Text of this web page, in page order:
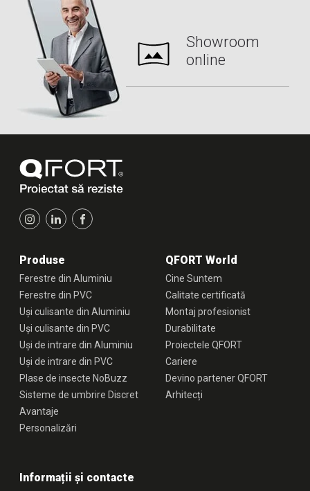
Showroom
online
Produse
Ferestre din Aluminiu
Ferestre din PVC
Uși culisante din Aluminiu
Uși culisante din PVC
Uși de intrare din Aluminiu
Uși de intrare din PVC
Plase de insecte NoBuzz
Sisteme de umbrire Discret
Avantaje
Personalizări
QFORT World
Cine Suntem
Calitate certificată
Montaj profesionist
Durabilitate
Proiectele QFORT
Cariere
Devino partener QFORT
Arhitecți
Informații și contacte